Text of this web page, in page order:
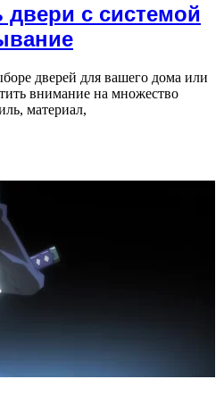
двери с системой
дверей для вашего дома или
внимание на множество
материал,